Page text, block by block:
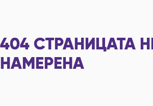
404 СТРАНИЦАТА
НАМЕРЕНА